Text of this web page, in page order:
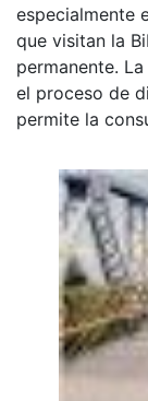
especialmente
que visitan la
permanente.
el proceso de
permite la